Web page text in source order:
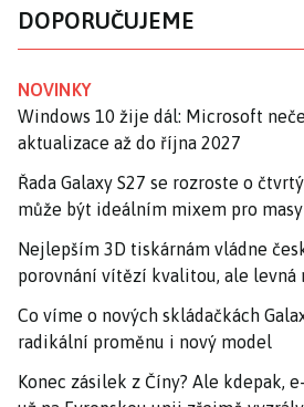
DOPORUČUJEME
NOVINKY
Windows 10 žije dál: Microsoft
aktualizace až do října 2027
Řada Galaxy S27 se rozroste o
může být ideálním mixem pro
Nejlepším 3D tiskárnám vládne
porovnání vítězí kvalitou, ale levná
Co víme o nových skládačkách
radikální proměnu i nový model
Konec zásilek z Číny? Ale kdepak,